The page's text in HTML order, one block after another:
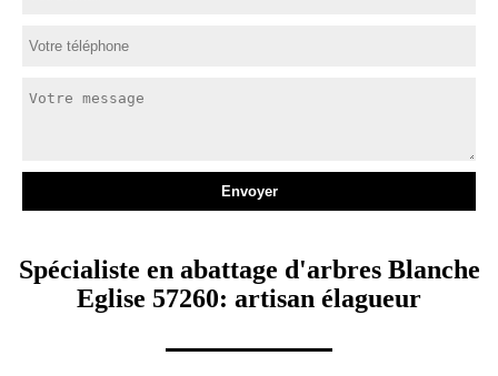
Spécialiste en abattage d'arbres Blanche
Eglise 57260: artisan élagueur